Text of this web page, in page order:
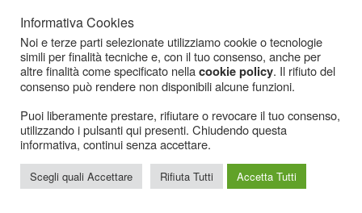
Cookies
Informativa Cookies
Noi e terze parti selezionate utilizziamo cookie o tecnologie
simili per finalità tecniche e, con il tuo consenso, anche per
altre finalità come specificato nellacookie policy. Il rifiuto del
consenso può rendere non disponibili alcune funzioni.
Puoi liberamente prestare, rifiutare o revocare il tuo consenso,
utilizzando i pulsanti qui presenti. Chiudendo questa
informativa, continui senza accettare.
Scegli quali Accettare Rifiuta Tutti Accetta Tutti